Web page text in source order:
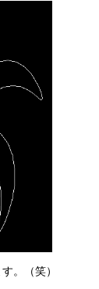
。（笑）